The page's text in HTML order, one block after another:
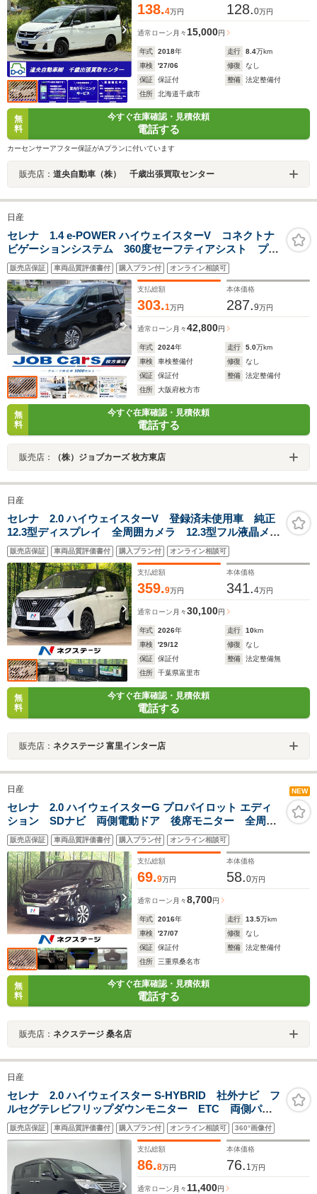
138.4万円 128.0万円
通常ローン 月々 15,000円
年式 2018年 走行 8.4万km
車検
'27/06 修復
なし
保証
保証付 整備
法定整備付
住所
北海道千歳市
無
料
今すぐ在庫確認・見積依頼
電話する
カーセンサーアフター保証がAプランに付いています
販売店： 道央自動車（株） 千歳出張買取センター
日産
セレナ 1.4 e-POWER ハイウェイスターV コネクトナ
ビゲーションシステム 360度セーフティアシスト プロ
パイロット 両側パワスラ BSM スイッチタイプ電制
シフト パーソナルテーブル ロールサンシェード
USBタイプC電源ソケット ハーフレザーシート
販売店保証 車両品質評価書付 購入プラン付 オンライン相談可
支払総額
303.1万円
本体価格
287.9万円
通常ローン 月々42,800円
年式 2024年 走行 5.0万km
車検
車検整備付 修復
なし
保証
保証付 整備
法定整備付
住所
大阪府枚方市
無
料
今すぐ在庫確認・見積依頼
電話する
販売店： （株）ジョブカーズ 枚方東店
日産
セレナ 2.0 ハイウェイスターV 登録済未使用車 純正
12.3型ディスプレイ 全周囲カメラ 12.3型フル液晶メー
ター プロパイロット デジタルミラー ハンズフリー
両側電動 エマージェンシーブレーキ BSM コーナー
センサー ドラレコ
販売店保証 車両品質評価書付 購入プラン付 オンライン相談可
支払総額
359.9万円
本体価格
341.4万円
通常ローン 月々30,100円
年式 2026年 走行 10km
車検
'29/12 修復
なし
保証
保証付 整備
法定整備無
住所
千葉県富里市
無
料
今すぐ在庫確認・見積依頼
電話する
販売店： ネクステージ 富里インター店
日産 NEW
セレナ 2.0 ハイウェイスターG プロパイロット エディ
ション SDナビ 両側電動ドア 後席モニター 全周囲
カメラ 衝突被害軽減 プロパイロット 禁煙車 ドラ
レコ コーナーセンサー スマートキー LEDヘッド
ETC 純正16インチアルミ Bluetooth
販売店保証 車両品質評価書付 購入プラン付 オンライン相談可
支払総額
69.9万円
本体価格
58.0万円
通常ローン 月々8,700円
年式 2016年 走行 13.5万km
車検
'27/07 修復
なし
保証
保証付 整備
法定整備付
住所
三重県桑名市
無
料
今すぐ在庫確認・見積依頼
電話する
販売店： ネクステージ 桑名店
日産
セレナ 2.0 ハイウェイスター S-HYBRID 社外ナビ フ
ルセグテレビフリップダウンモニター ETC 両側パワ
ースライドドア 衝突被害軽減ブレーキ 車線逸脱警
報 クルーズコントロール オートライト LEDヘッド
ライト オートエアコン フロアマット
販売店保証 車両品質評価書付 購入プラン付 オンライン相談可 360°画像付
支払総額
86.8万円
本体価格
76. 1万円
通常ローン 月々11,400円